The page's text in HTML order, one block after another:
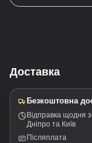
Доставка
Безкоштовна
Відправка щодня
Дніпро та Київ
Післяплата